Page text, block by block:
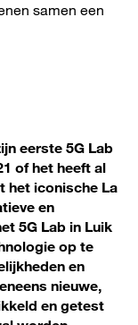
samen een
eerste 5G Lab
of het heeft al
het iconische La
en
5G Lab in Luik
op te
en
nieuwe,
en getest